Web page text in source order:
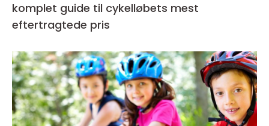
komplet guide til cykelløbets mest
eftertragtede pris